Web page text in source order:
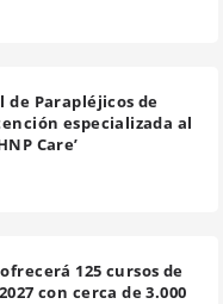
de Parapléjicos de
especializada al
Care’
125 cursos de
con cerca de 3.000